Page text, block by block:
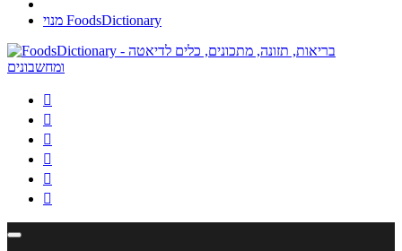
מנוי FoodsDictionary





